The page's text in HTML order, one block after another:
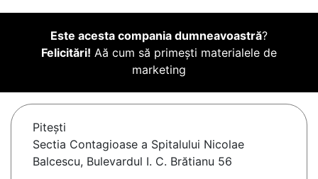
Este acesta compania dumneavoastră?
Felicitări! Aă cum să primești materialele de
marketing
Piteşti
Sectia Contagioase a Spitalului Nicolae
Balcescu, Bulevardul I. C. Brătianu 56